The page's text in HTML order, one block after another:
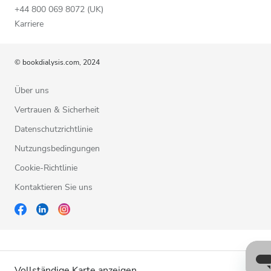
+44 800 069 8072 (UK)
Karriere
© bookdialysis.com, 2024
Über uns
Vertrauen & Sicherheit
Datenschutzrichtlinie
Nutzungsbedingungen
Cookie-Richtlinie
Kontaktieren Sie uns